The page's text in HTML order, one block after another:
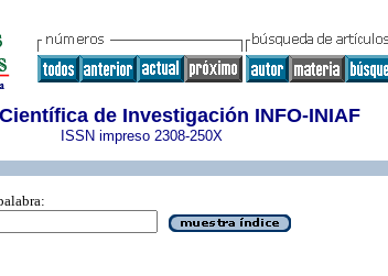
de Investigación INFO-INIAF
ISSN impreso 2308-250X